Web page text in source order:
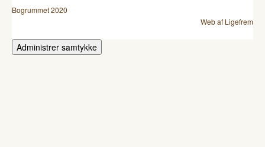
Bogrummet 2020
Web af Ligefrem
Administrer samtykke